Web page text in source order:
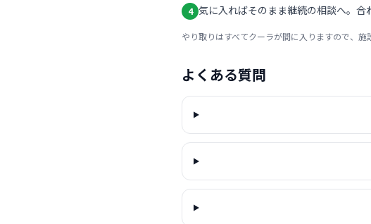
4 気に入ればそのまま継続の相談へ。合
やり取りはすべてクーラが間に入りますので、施
よくある質問